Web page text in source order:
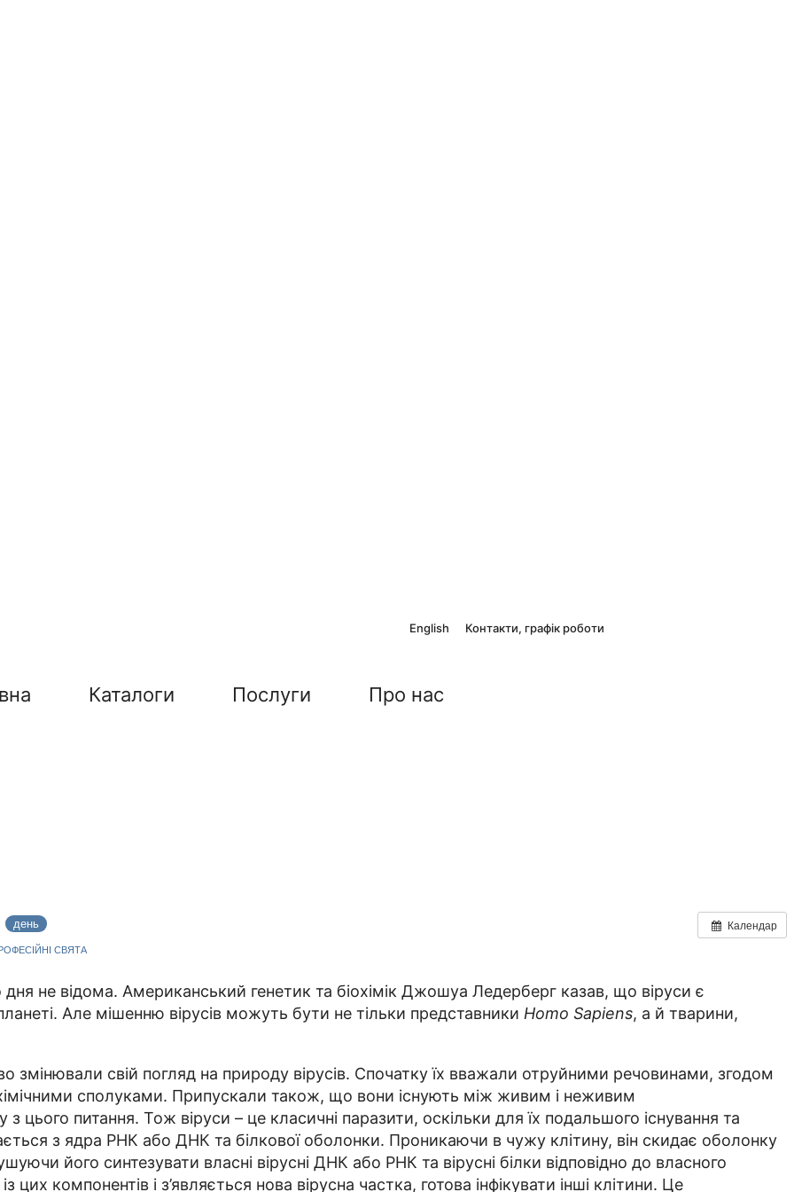
English Контакти, графік роботи
Каталоги Послуги Про нас
Календар
день
СВЯТА
дня не відома. Американський генетик та біохімік Джошуа Ледерберг казав, що віруси є
Але мішенню вірусів можуть бути не тільки представники Homo Sapiens, а й тварини,
змінювали свій погляд на природу вірусів. Спочатку їх вважали отруйними речовинами, згодом
сполуками. Припускали також, що вони існують між живим і неживим
цього питання. Тож віруси – це класичні паразити, оскільки для їх подальшого існування та
з ядра РНК або ДНК та білкової оболонки. Проникаючи в чужу клітину, він скидає оболонку
його синтезувати власні вірусні ДНК або РНК та вірусні білки відповідно до власного
цих компонентів і з’являється нова вірусна частка, готова інфікувати інші клітини. Це